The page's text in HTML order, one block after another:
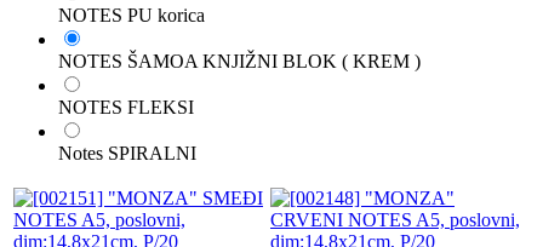
NOTES PU korica
NOTES ŠAMOA KNJIŽNI BLOK ( KREM )
NOTES FLEKSI
Notes SPIRALNI